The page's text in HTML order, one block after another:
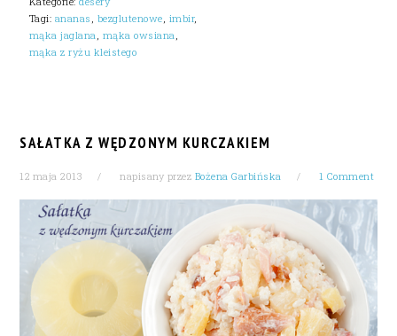
Tagi: ananas , bezglutenowe, imbir,
mąka jaglana, mąka owsiana,
mąka z ryżu kleistego
SAŁATKA Z WĘDZONYM KURCZAKIEM
12 maja 2013 napisany przez Bożena Garbińska 1 Comment